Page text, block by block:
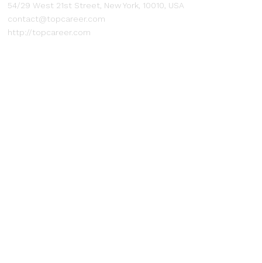
54/29 West 21st Street, New York, 10010, USA
contact@topcareer.com
http://topcareer.com